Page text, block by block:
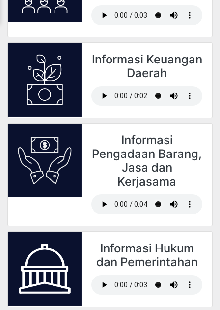
Informasi Keuangan
Daerah
Informasi
Pengadaan Barang,
Jasa dan
Kerjasama
Informasi Hukum
dan Pemerintahan